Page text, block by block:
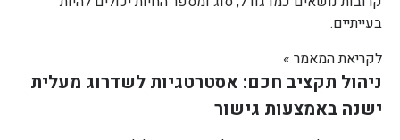
בעייתיים.
לקריאת המאמר »
ניהול תקציב חכם: אסטרטגיות לשדרוג מעלית
ישנה באמצעות גישור